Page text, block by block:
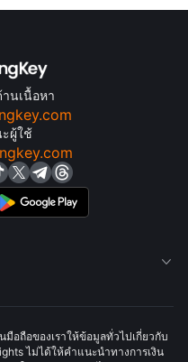
นเนื้อหา
ผู้ใช้

อถือของเราให้ข้อมูลทั่วไปเกี่ยวกับ
ไม่ได้ให้คำแนะนำทางการเงิน